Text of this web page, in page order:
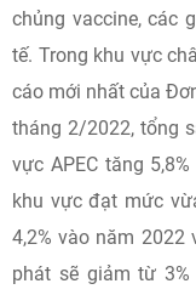
chủng vaccine, các
tế. Trong khu vực
cáo mới nhất của
tháng 2/2022, tổng
vực APEC tăng
khu vực đạt mức
4,2% vào năm 2022
phát sẽ giảm từ